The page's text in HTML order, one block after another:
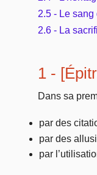
2.5 - Le
2.6 - La
1 -
Dans sa
par des
par des
par